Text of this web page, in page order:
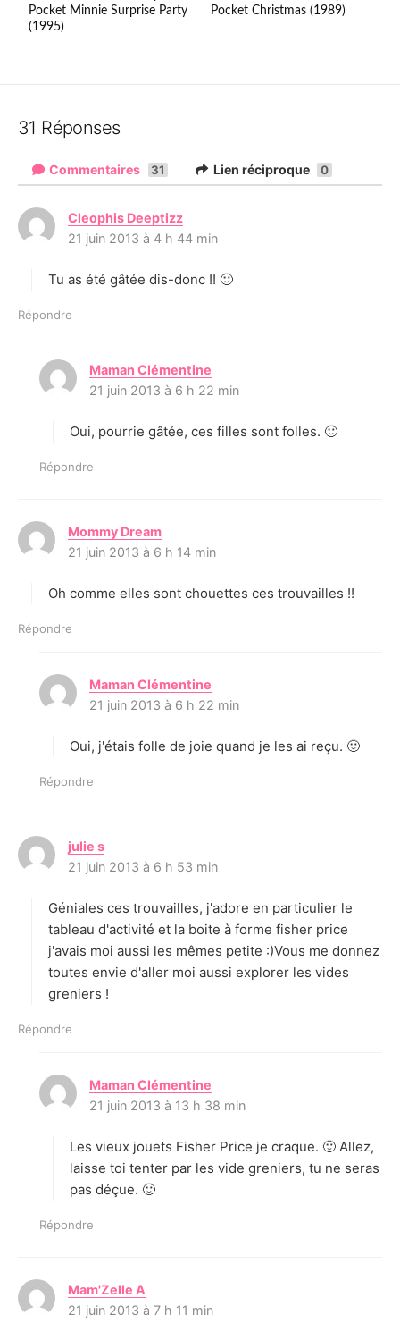
Pocket Minnie Surprise Party
(1995)
Pocket Christmas (1989)
31 Réponses
Commentaires 31 Lien réciproque 0
Cleophis Deeptizz
i
:
21 juin 2013 à 4 h 44 min
Tu as été gâtée dis-donc !! 🙂
Répondre
Maman Clémentine
i
:
21 juin 2013 à 6 h 22 min
Oui, pourrie gâtée, ces filles sont folles. 🙂
Répondre
Mommy Dream
:
21 juin 2013 à 6 h 14 min
Oh comme elles sont chouettes ces trouvailles !!
Répondre
Maman Clémentine
i
21 juin 2013 à 6 h 22 min
Oui, j'étais folle de joie quand je les ai reçu. 🙂
Répondre
julie s
i
:
21 juin 2013 à 6 h 53 min
Géniales ces trouvailles, j'adore en particulier le
tableau d'activité et la boite à forme fisher price
j'avais moi aussi les mêmes petite :)Vous me donnez
toutes envie d'aller moi aussi explorer les vides
greniers !
Répondre
Maman Clémentine
i
:
21 juin 2013 à 13 h 38 min
Les vieux jouets Fisher Price je craque. 🙂 Allez,
laisse toi tenter par les vide greniers, tu ne seras
pas déçue. 🙂
Répondre
Mam'Zelle A
i
21 juin 2013 à 7 h 11 min